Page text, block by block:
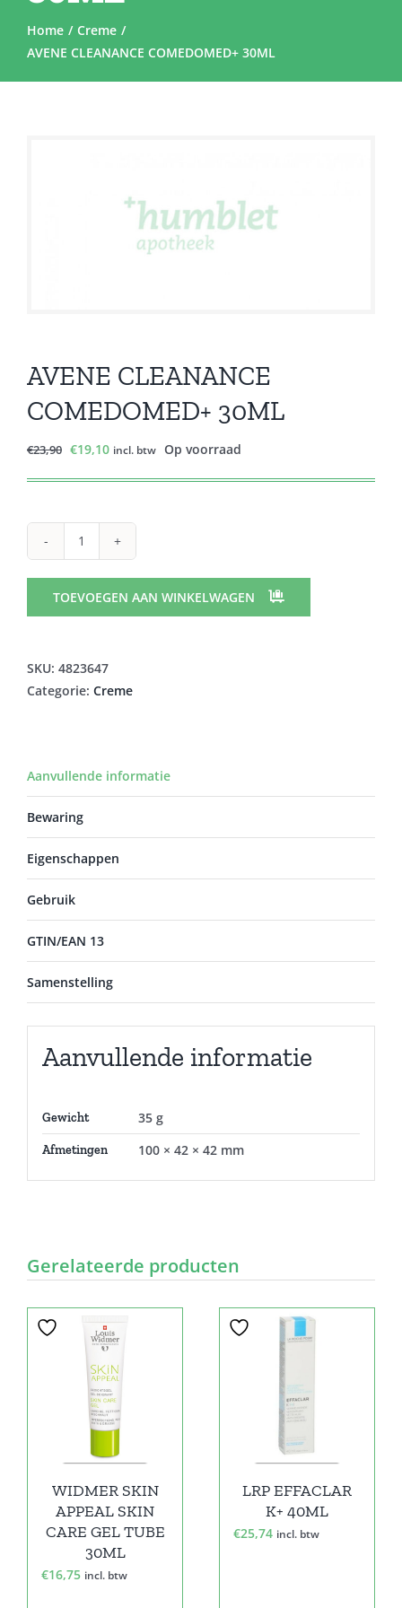
Home
Creme
AVENE CLEANANCE COMEDOMED+ 30ML
AVENE CLEANANCE
COMEDOMED+ 30ML
€23,90 Oorspronkelijke
€19,10Huidige
incl. btw Op voorraad
AVENE
COMEDOMED+
30ML
TOEVOEGEN AAN WINKELWAGEN
SKU: 4823647
Categorie: Creme
Aanvullende informatie
Bewaring
Eigenschappen
Gebruik
GTIN/EAN 13
Samenstelling
Aanvullende informatie
Gewicht 35 g
Afmetingen 100 × 42 × 42 mm
Gerelateerde producten
WIDMER SKIN
APPEAL SKIN
CARE GEL TUBE
30ML
€16,75 incl. btw
LRP EFFACLAR
K+ 40ML
€25,74 incl. btw